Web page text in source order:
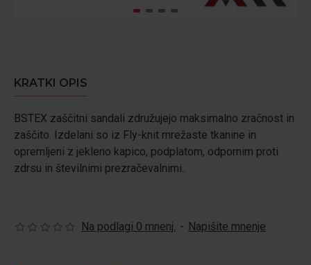
KRATKI OPIS
BSTEX zaščitni sandali združujejo maksimalno zračnost in
zaščito. Izdelani so iz Fly-knit mrežaste tkanine in
opremljeni z jekleno kapico, podplatom, odpornim proti
zdrsu in številnimi prezračevalnimi..
Na podlagi 0 mnenj. - Napišite mnenje